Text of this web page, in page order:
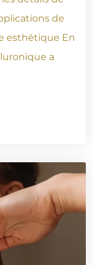
de
esthétique En
a